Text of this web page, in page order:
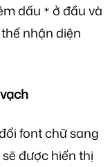
dấu * ở đầu và
nhận diện
font chữ sang
được hiển thị